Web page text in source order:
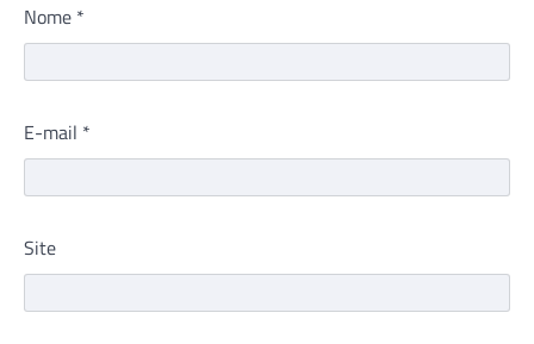
Nome *
E-mail *
Site